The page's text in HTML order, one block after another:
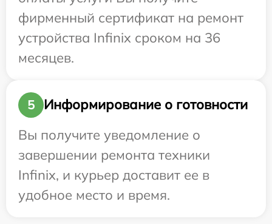
фирменный сертификат на ремонт
устройства Infinix сроком на 36
месяцев.
5
Информирование о готовности
Вы получите уведомление о
завершении ремонта техники
Infinix, и курьер доставит ее в
удобное место и время.